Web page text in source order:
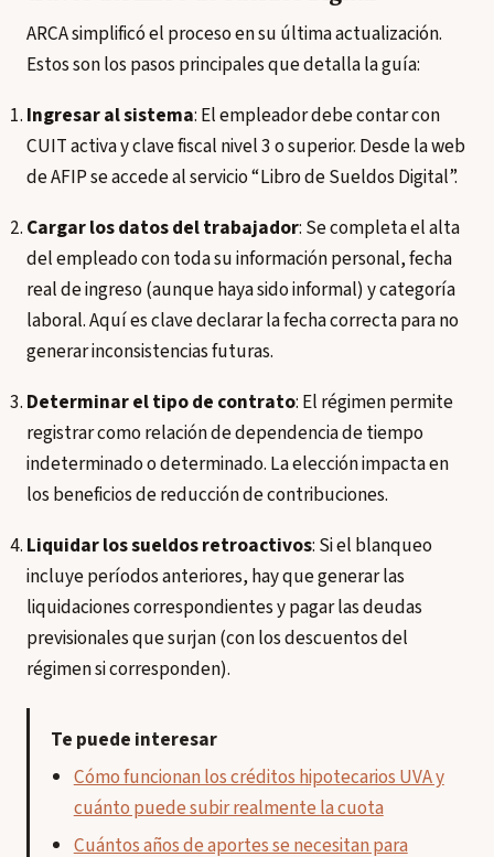
ARCA simplificó el proceso en su última actualización.
Estos son los pasos principales que detalla la guía:
Ingresar al sistema: El empleador debe contar con
CUIT activa y clave fiscal nivel 3 o superior. Desde la web
de AFIP se accede al servicio “Libro de Sueldos Digital”.
Cargar los datos del trabajador: Se completa el alta
del empleado con toda su información personal, fecha
real de ingreso (aunque haya sido informal) y categoría
laboral. Aquí es clave declarar la fecha correcta para no
generar inconsistencias futuras.
Determinar el tipo de contrato: El régimen permite
registrar como relación de dependencia de tiempo
indeterminado o determinado. La elección impacta en
los beneficios de reducción de contribuciones.
Liquidar los sueldos retroactivos: Si el blanqueo
incluye períodos anteriores, hay que generar las
liquidaciones correspondientes y pagar las deudas
previsionales que surjan (con los descuentos del
régimen si corresponden).
Te puede interesar
Cómo funcionan los créditos hipotecarios UVA y
cuánto puede subir realmente la cuota
Cuántos años de aportes se necesitan para